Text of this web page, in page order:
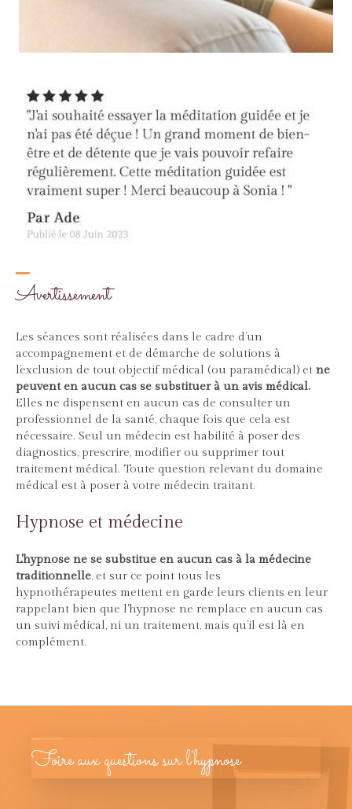
Avertissement
Les séances sont réalisées dans le cadre d’un
accompagnement et de démarche de solutions à
l’exclusion de tout objectif médical (ou paramédical) et ne
peuvent en aucun cas se substituer à un avis médical.
Elles ne dispensent en aucun cas de consulter un
professionnel de la santé, chaque fois que cela est
nécessaire. Seul un médecin est habilité à poser des
diagnostics, prescrire, modifier ou supprimer tout
traitement médical. Toute question relevant du domaine
médical est à poser à votre médecin traitant.
Hypnose et médecine
L'hypnose ne se substitue en aucun cas à la médecine
traditionnelle, et sur ce point tous les
hypnothérapeutes mettent en garde leurs clients en leur
rappelant bien que l'hypnose ne remplace en aucun cas
un suivi médical, ni un traitement, mais qu’il est là en
complément.
Foire aux questions sur l'hypnose